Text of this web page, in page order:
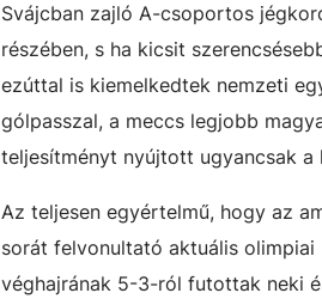
Svájcban zajló A-csoportos
részében, s ha kicsit
ezúttal is kiemelkedtek nemzeti
gólpasszal, a meccs legjobb
teljesítményt nyújtott ugyancsak a
Az teljesen egyértelmű, hogy az
sorát felvonultató aktuális
véghajrának 5-3-ról futottak neki